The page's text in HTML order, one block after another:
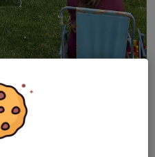
avslutad och det med bravur!